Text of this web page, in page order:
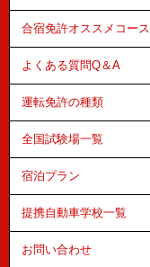
合宿免許オススメコース
よくある質問Q＆A
運転免許の種類
全国試験場一覧
宿泊プラン
提携自動車学校一覧
お問い合わせ